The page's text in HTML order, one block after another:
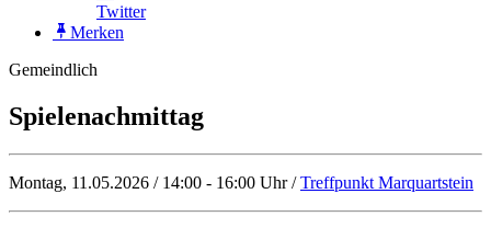
Twitter
Merken
Gemeindlich
Spielenachmittag
Montag, 11.05.2026 / 14:00 - 16:00 Uhr /Treffpunkt Marquartstein